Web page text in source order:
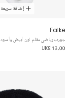
إضافة سريعة
Falke
جورب رياضي مقلم لون أبيض وأسود
UK£ 13.00